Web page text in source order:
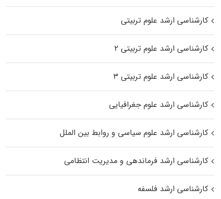
کارشناسی ارشد علوم تربیتی
کارشناسی ارشد علوم تربیتی ۲
کارشناسی ارشد علوم تربیتی ۳
کارشناسی ارشد علوم جغرافیایی
کارشناسی ارشد علوم سیاسی و روابط بین الملل
کارشناسی ارشد فرماندهی و مدیریت انتظامی
کارشناسی ارشد فلسفه